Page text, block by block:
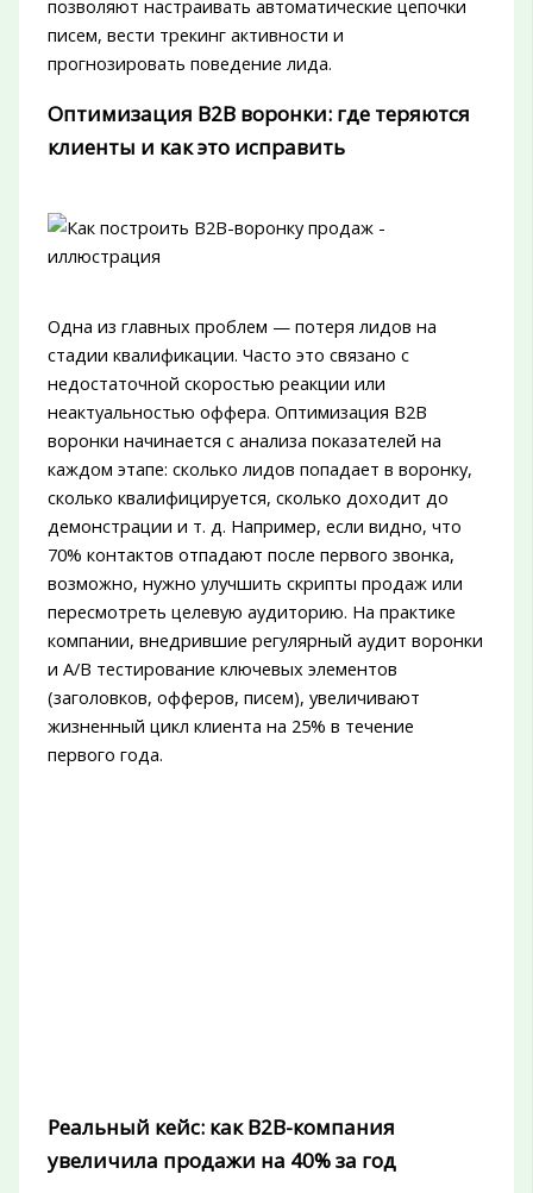
позволяют настраивать автоматические цепочки
писем, вести трекинг активности и
прогнозировать поведение лида.
Оптимизация B2B воронки: где теряются
клиенты и как это исправить
Одна из главных проблем — потеря лидов на
стадии квалификации. Часто это связано с
недостаточной скоростью реакции или
неактуальностью оффера. Оптимизация B2B
воронки начинается с анализа показателей на
каждом этапе: сколько лидов попадает в воронку,
сколько квалифицируется, сколько доходит до
демонстрации и т. д. Например, если видно, что
70% контактов отпадают после первого звонка,
возможно, нужно улучшить скрипты продаж или
пересмотреть целевую аудиторию. На практике
компании, внедрившие регулярный аудит воронки
и A/B тестирование ключевых элементов
(заголовков, офферов, писем), увеличивают
жизненный цикл клиента на 25% в течение
первого года.
Реальный кейс: как B2B-компания
увеличила продажи на 40% за год